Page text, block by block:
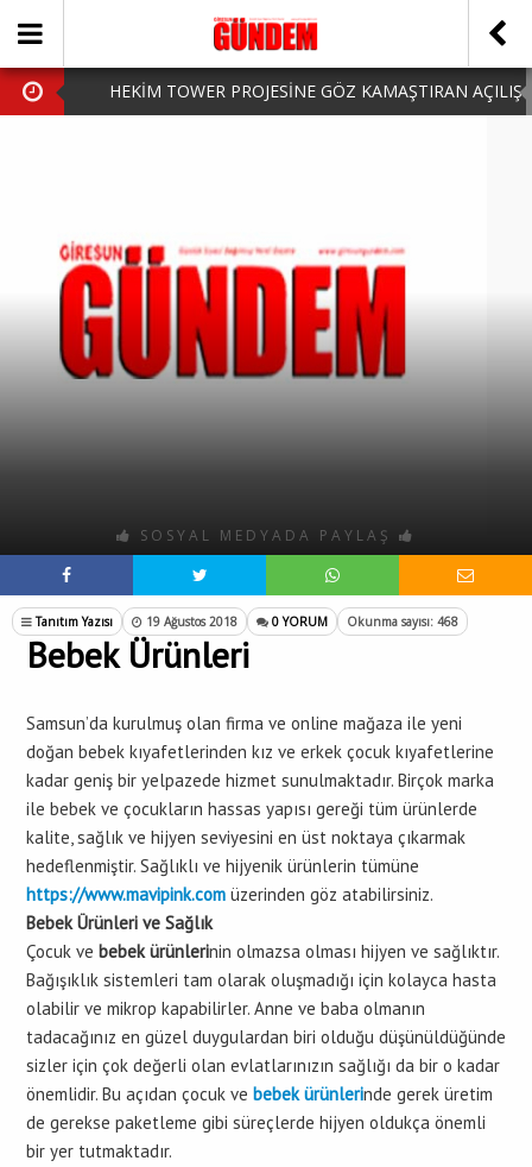
HEKİM TOWER PROJESİNE GÖZ KAMAŞTIRAN AÇILIŞ
HARUN CİCİ: VİDEOYU GÖRÜNCE GÖZLERİM DOLDU
SOSYAL MEDYADA PAYLAŞ
Tanıtım Yazısı 19 Ağustos 2018 0 YORUM Okunma sayısı: 468
Bebek Ürünleri
Samsun’da kurulmuş olan firma ve online mağaza ile yeni
doğan bebek kıyafetlerinden kız ve erkek çocuk kıyafetlerine
kadar geniş bir yelpazede hizmet sunulmaktadır. Birçok marka
ile bebek ve çocukların hassas yapısı gereği tüm ürünlerde
kalite, sağlık ve hijyen seviyesini en üst noktaya çıkarmak
hedeflenmiştir. Sağlıklı ve hijyenik ürünlerin tümüne
https://www.mavipink.com üzerinden göz atabilirsiniz.
Bebek Ürünleri ve Sağlık
Çocuk ve bebek ürünlerinin olmazsa olması hijyen ve sağlıktır.
Bağışıklık sistemleri tam olarak oluşmadığı için kolayca hasta
olabilir ve mikrop kapabilirler. Anne ve baba olmanın
tadacağınız en güzel duygulardan biri olduğu düşünüldüğünde
sizler için çok değerli olan evlatlarınızın sağlığı da bir o kadar
önemlidir. Bu açıdan çocuk ve bebek ürünlerinde gerek üretim
de gerekse paketleme gibi süreçlerde hijyen oldukça önemli
bir yer tutmaktadır.